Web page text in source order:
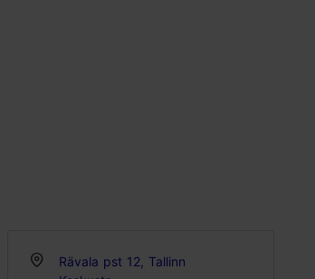
Rävala pst 12, Tallinn